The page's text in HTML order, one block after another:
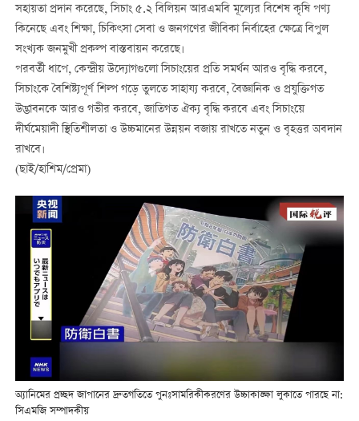
সহায়তা প্রদান করেছে, সিচাং ৫.২ বিলিয়ন আরএমবি মূল্যের বিশেষ কৃষি পণ্য
কিনেছে এবং শিক্ষা, চিকিৎসা সেবা ও জনগণের জীবিকা নির্বাহের ক্ষেত্রে বিপুল
সংখ্যক জনমুখী প্রকল্প বাস্তবায়ন করেছে।
পরবর্তী ধাপে, কেন্দ্রীয় উদ্যোগগুলো সিচাংয়ের প্রতি সমর্থন আরও বৃদ্ধি করবে,
সিচাংকে বৈশিষ্ট্যপূর্ণ শিল্প গড়ে তুলতে সাহায্য করবে, বৈজ্ঞানিক ও প্রযুক্তিগত
উদ্ভাবনকে আরও গভীর করবে, জাতিগত ঐক্য বৃদ্ধি করবে এবং সিচাংয়ে
দীর্ঘমেয়াদী স্থিতিশীলতা ও উচ্চমানের উন্নয়ন বজায় রাখতে নতুন ও বৃহত্তর অবদান
রাখবে।
(ছাই/হাশিম/প্রেমা)
অ্যানিমের প্রচ্ছদ জাপানের দ্রুতগতিতে পুনঃসামরিকীকরণের উচ্চাকাঙ্ক্ষা লুকাতে পারছে না:
সিএমজি সম্পাদকীয়